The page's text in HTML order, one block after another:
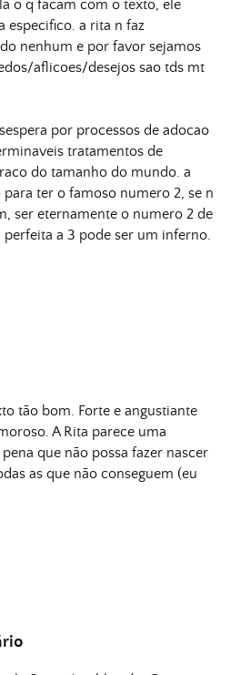
o q facam com o texto, ele
especifico. a rita n faz
nenhum e por favor sejamos
aflicoes/desejos sao tds mt
por processos de adocao
tratamentos de
do tamanho do mundo. a
ter o famoso numero 2, se n
ser eternamente o numero 2 de
a 3 pode ser um inferno.
tão bom. Forte e angustiante
A Rita parece uma
que não possa fazer nascer
as que não conseguem (eu